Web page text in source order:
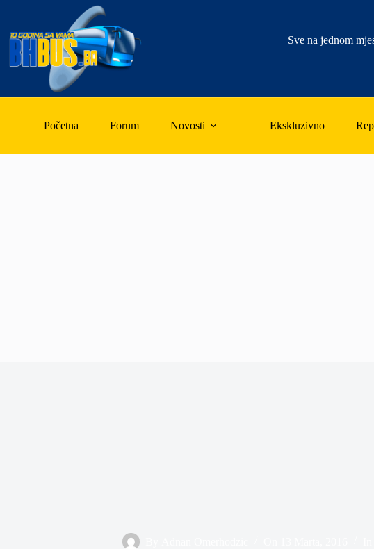
content
Sve na jednom
Početna Forum Novosti Ekskluzivno